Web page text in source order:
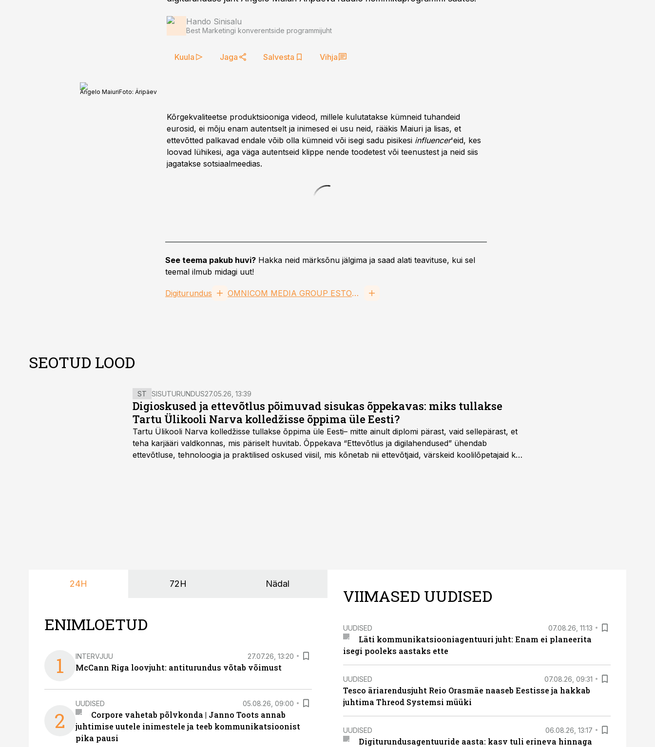
Hando Sinisalu
Best Marketingi konverentside programmijuht
Kuula Jaga Salvesta Vihja
Angelo MaiuriFoto: Äripäev
Kõrgekvaliteetse produktsiooniga videod, millele kulutatakse kümneid tuhandeid
eurosid, ei mõju enam autentselt ja inimesed ei usu neid, rääkis Maiuri ja lisas, et
ettevõtted palkavad endale võib olla kümneid või isegi sadu pisikesi influencer'eid, kes
loovad lühikesi, aga väga autentseid klippe nende toodetest või teenustest ja neid siis
jagatakse sotsiaalmeedias.
See teema pakub huvi? Hakka neid märksõnu jälgima ja saad alati teavituse, kui sel
teemal ilmub midagi uut!
Digiturundus OMNICOM MEDIA GROUP ESTONIA OÜ
SEOTUD LOOD
ST SISUTURUNDUS27.05.26, 13:39
Digioskused ja ettevõtlus põimuvad sisukas õppekavas: miks tullakse
Tartu Ülikooli Narva kolledžisse õppima üle Eesti?
Tartu Ülikooli Narva kolledžisse tullakse õppima üle Eesti– mitte ainult diplomi pärast, vaid sellepärast, et
teha karjääri valdkonnas, mis päriselt huvitab. Õppekava “Ettevõtlus ja digilahendused” ühendab
ettevõtluse, tehnoloogia ja praktilised oskused viisil, mis kõnetab nii ettevõtjaid, värskeid koolilõpetajaid kui
24H 72H Nädal
ENIMLOETUD
1 INTERVJUU 27.07.26, 13:20
McCann Riga loovjuht: antiturundus võtab võimust
2
UUDISED 05.08.26, 09:00
Corpore vahetab põlvkonda | Janno Toots annab
juhtimise uutele inimestele ja teeb kommunikatsioonist
pika pausi
VIIMASED UUDISED
UUDISED 07.08.26, 11:13
Läti kommunikatsiooniagentuuri juht: Enam ei planeerita
isegi pooleks aastaks ette
UUDISED 07.08.26, 09:31
Tesco äriarendusjuht Reio Orasmäe naaseb Eestisse ja hakkab
juhtima Threod Systemsi müüki
UUDISED 06.08.26, 13:17
Digiturundusagentuuride aasta: kasv tuli erineva hinnaga